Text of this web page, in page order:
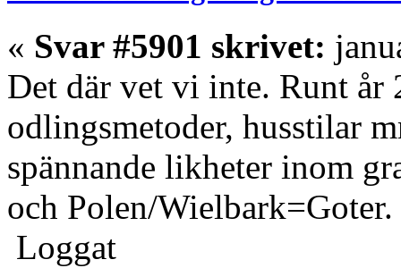
« Svar #5901 skrivet:
Det där vet vi inte. Runt
odlingsmetoder, husstilar
spännande likheter inom
och Polen/Wielbark=Goter.
Loggat